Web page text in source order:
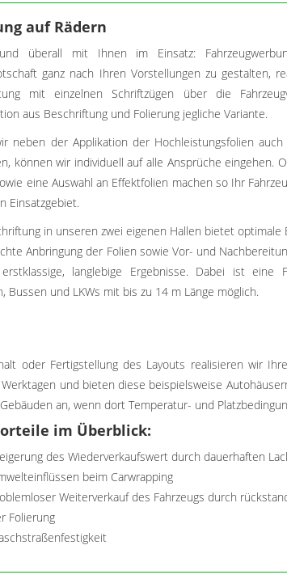
auf Rädern
überall mit Ihnen im Einsatz:
ganz nach Ihren Vorstellungen zu gestalten,
mit einzelnen Schriftzügen über die
aus Beschriftung und Folierung jegliche Variante.
neben der Applikation der Hochleistungsfolien
können wir individuell auf alle Ansprüche eingehen.
eine Auswahl an Effektfolien machen so Ihr
Einsatzgebiet.
in unseren zwei eigenen Hallen bietet optimale
Anbringung der Folien sowie Vor- und
langlebige Ergebnisse. Dabei ist eine
Bussen und LKWs mit bis zu 14 m Länge möglich.
oder Fertigstellung des Layouts realisieren wir
und bieten diese beispielsweise
an, wenn dort Temperatur- und
im Überblick:
des Wiederverkaufswert durch dauerhaften
beim Carwrapping
Weiterverkauf des Fahrzeugs durch
Folierung